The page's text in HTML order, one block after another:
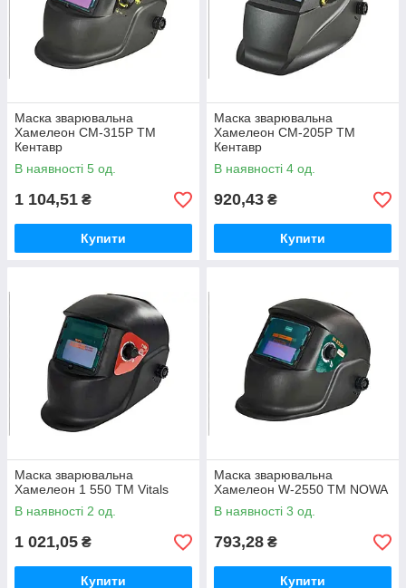
Маска зварювальна
Хамелеон СМ-315Р ТМ
Кентавр
В наявності 5 од.
1 104,51 ₴
Купити
Маска зварювальна
Хамелеон СМ-205Р ТМ
Кентавр
В наявності 4 од.
920,43 ₴
Купити
Маска зварювальна
Хамелеон 1 550 ТМ Vitals
В наявності 2 од.
1 021,05 ₴
Купити
Маска зварювальна
Хамелеон W-2550 ТМ NOWA
В наявності 3 од.
793,28 ₴
Купити